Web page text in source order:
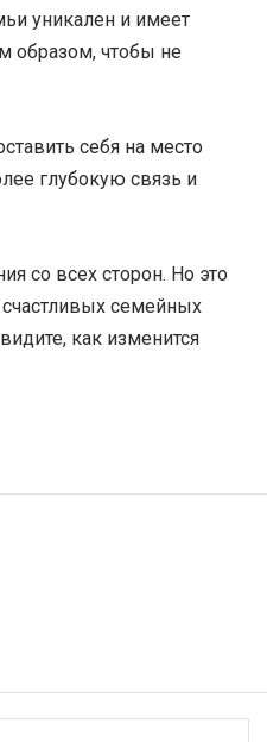
уникален и имеет
образом, чтобы не
себя на место
глубокую связь и
со всех сторон. Но это
счастливых семейных
как изменится